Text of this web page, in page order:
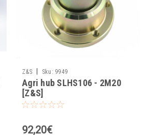
Z&S Sku: 9949
Agri hub SLHS106 - 2M20
[Z&S]
92,20€